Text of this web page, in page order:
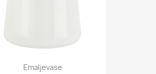
Emaljevase